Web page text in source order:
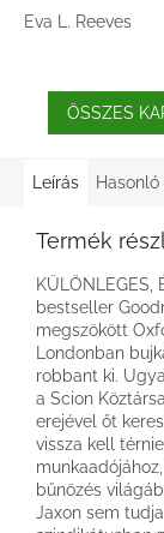
Eva L. Reeves
ÖSSZES
Leírás Hasonló
Termék
KÜLÖNLEGES,
bestseller
megszökött
Londonban
robbant ki.
a Scion
erejével őt
vissza kell
bűnözés
Jaxon sem